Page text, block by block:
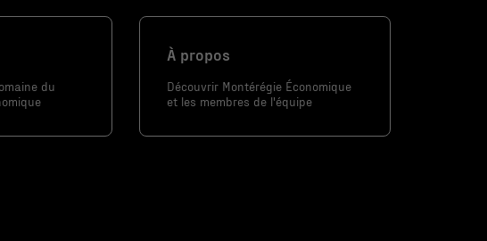
du
À propos
Découvrir Montérégie Économique
et les membres de l'équipe